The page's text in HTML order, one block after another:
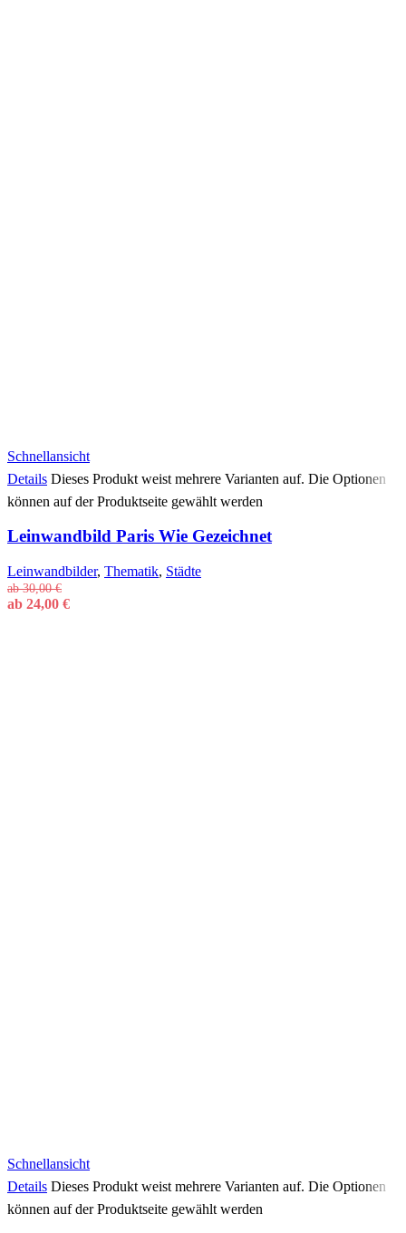
Schnellansicht
Details Dieses Produkt weist mehrere Varianten auf. Die Optionen
können auf der Produktseite gewählt werden
Leinwandbild Paris Wie Gezeichnet
Leinwandbilder, Thematik, Städte
ab30,00€
ab 24,00 €
Schnellansicht
Details Dieses Produkt weist mehrere Varianten auf. Die Optionen
können auf der Produktseite gewählt werden